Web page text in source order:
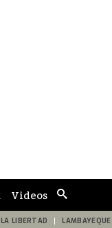
de
búsqueda
Videos
LA LIBERTAD LAMBAYEQUE